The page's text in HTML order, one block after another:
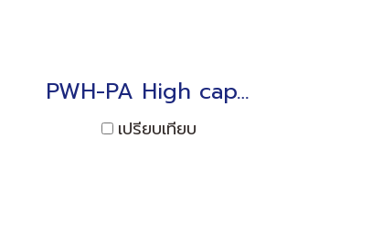
PWH-PA High capacity Pressure Transducer 70 to 200MPa
เปรียบเทียบ